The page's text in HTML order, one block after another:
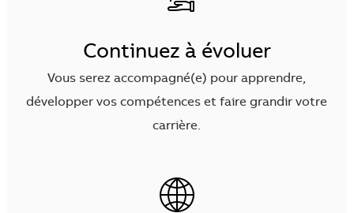
Continuez à évoluer
Vous serez accompagné(e) pour apprendre,
développer vos compétences et faire grandir votre
carrière.